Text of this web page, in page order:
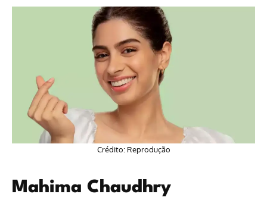
Crédito: Reprodução
Mahima Chaudhry